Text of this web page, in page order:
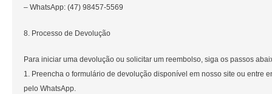
– WhatsApp: (47) 98457-5569
8. Processo de Devolução
Para iniciar uma devolução ou solicitar um reembolso, siga os passos
1. Preencha o formulário de devolução disponível em nosso site ou entre
pelo WhatsApp.